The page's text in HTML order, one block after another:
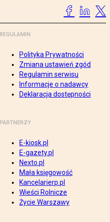
REGULAMIN
Polityka Prywatności
Zmiana ustawień zgód
Regulamin serwisu
Informacje o nadawcy
Deklaracja dostępności
PARTNERZY
E-kiosk.pl
E-gazety.pl
Nexto.pl
Mała księgowość
Kancelarierp.pl
Wieści Rolnicze
Życie Warszawy